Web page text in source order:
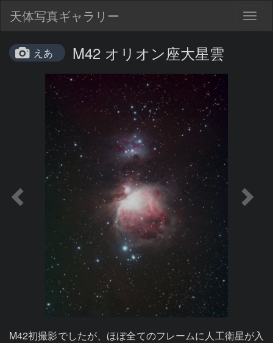
天体写真ギャラリー
えあ M42 オリオン座大星雲
M42初撮影でしたが、ほぼ全てのフレームに人工衛星が入